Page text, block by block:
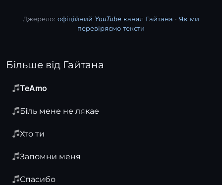
Джерело: офіційний YouTube канал Гайтана · Як ми
перевіряємо тексти
Більше від Гайтана
TeAmo
Бiль мене не лякае
Хто ти
Запомни меня
Спасибо